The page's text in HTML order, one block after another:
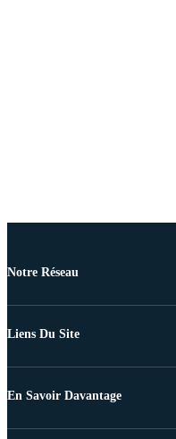
Notre Réseau
Liens Du Site
En Savoir Davantage